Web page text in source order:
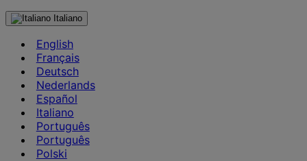
Italiano
English
Français
Deutsch
Nederlands
Español
Italiano
Português
Português
Polski